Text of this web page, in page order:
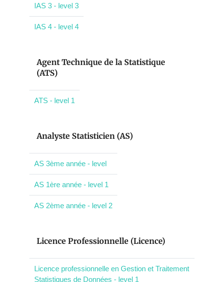
IAS 3 - level 3
IAS 4 - level 4
Agent Technique de la Statistique
(ATS)
ATS - level 1
Analyste Statisticien (AS)
AS 3ème année - level
AS 1ère année - level 1
AS 2ème année - level 2
Licence Professionnelle (Licence)
Licence professionnelle en Gestion et Traitement
Statistiques de Données - level 1